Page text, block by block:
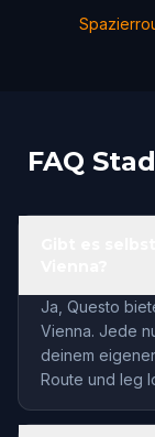
FAQ
Ja, Questo
Vienna. Jede
deinem
Route und leg